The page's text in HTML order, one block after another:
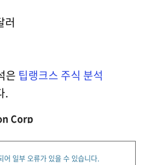
러
은 팁랭크스 주식 분석
.
Corp
어 일부 오류가 있을 수 있습니다.